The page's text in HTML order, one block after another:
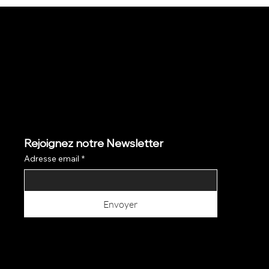
Rejoignez notre Newsletter
Adresse email *
Envoyer